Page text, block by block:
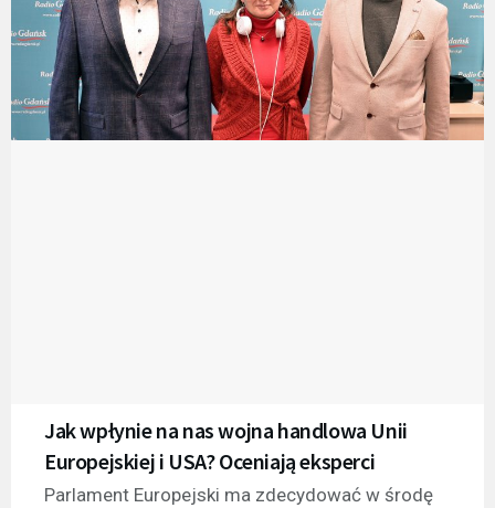
Jak wpłynie na nas wojna handlowa Unii
Europejskiej i USA? Oceniają eksperci
Parlament Europejski ma zdecydować w środę